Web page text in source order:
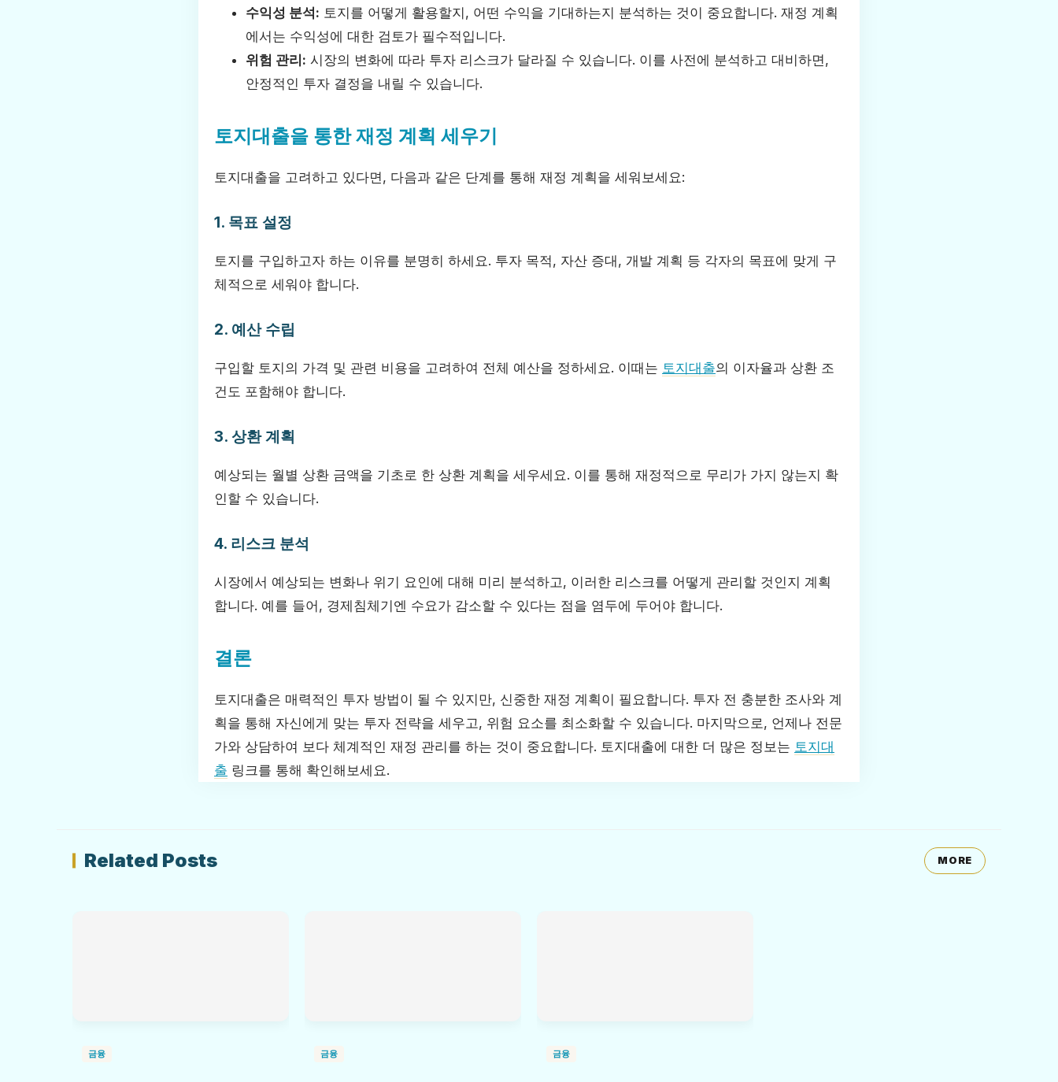
수익성 분석: 토지를 어떻게 활용할지, 어떤 수익을 기대하는지 분석하는 것이 중요합니다. 재정 계획
에서는 수익성에 대한 검토가 필수적입니다.
위험 관리: 시장의 변화에 따라 투자 리스크가 달라질 수 있습니다. 이를 사전에 분석하고 대비하면,
안정적인 투자 결정을 내릴 수 있습니다.
토지대출을 통한 재정 계획 세우기
토지대출을 고려하고 있다면, 다음과 같은 단계를 통해 재정 계획을 세워보세요:
1. 목표 설정
토지를 구입하고자 하는 이유를 분명히 하세요. 투자 목적, 자산 증대, 개발 계획 등 각자의 목표에 맞게 구
체적으로 세워야 합니다.
2. 예산 수립
구입할 토지의 가격 및 관련 비용을 고려하여 전체 예산을 정하세요. 이때는 토지대출의 이자율과 상환 조
건도 포함해야 합니다.
3. 상환 계획
예상되는 월별 상환 금액을 기초로 한 상환 계획을 세우세요. 이를 통해 재정적으로 무리가 가지 않는지 확
인할 수 있습니다.
4. 리스크 분석
시장에서 예상되는 변화나 위기 요인에 대해 미리 분석하고, 이러한 리스크를 어떻게 관리할 것인지 계획
합니다. 예를 들어, 경제침체기엔 수요가 감소할 수 있다는 점을 염두에 두어야 합니다.
결론
토지대출은 매력적인 투자 방법이 될 수 있지만, 신중한 재정 계획이 필요합니다. 투자 전 충분한 조사와 계
획을 통해 자신에게 맞는 투자 전략을 세우고, 위험 요소를 최소화할 수 있습니다. 마지막으로, 언제나 전문
가와 상담하여 보다 체계적인 재정 관리를 하는 것이 중요합니다. 토지대출에 대한 더 많은 정보는 토지대
출 링크를 통해 확인해보세요.
Related Posts MORE
금융 금융 금융